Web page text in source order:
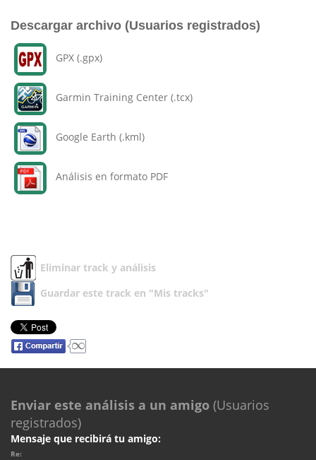
Descargar archivo (Usuarios registrados)
GPX (.gpx)
Garmin Training Center (.tcx)
Google Earth (.kml)
Análisis en formato PDF
Eliminar track y análisis
Guardar este track en "Mis tracks"
Enviar este análisis a un amigo (Usuarios
registrados)
Mensaje que recibirá tu amigo:
Re: